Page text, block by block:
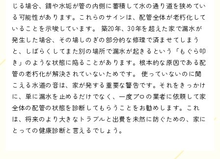
じる場合、錆や水垢が管の内側に蓄積して水の通り道を狭めてい
る可能性があります。これらのサインは、配管全体が老朽化して
いることを示唆しています。 築20年、30年を超えた家で漏水が
発生した場合、その場しのぎの部分的な修理で済ませてしまう
と、しばらくしてまた別の場所で漏水が起きるという「もぐら叩
き」のような状態に陥ることがあります。根本的な原因である配
管の老朽化が解決されていないためです。 使っていないのに聞
こえる水道の音は、家が発する重要な警告です。それをきっかけ
に、単に漏水を止めるだけでなく、一度プロの業者に依頼して家
全体の配管の状態を診断してもらうことをお勧めします。これ
は、将来のより大きなトラブルと出費を未然に防ぐための、家に
とっての健康診断と言えるでしょう。